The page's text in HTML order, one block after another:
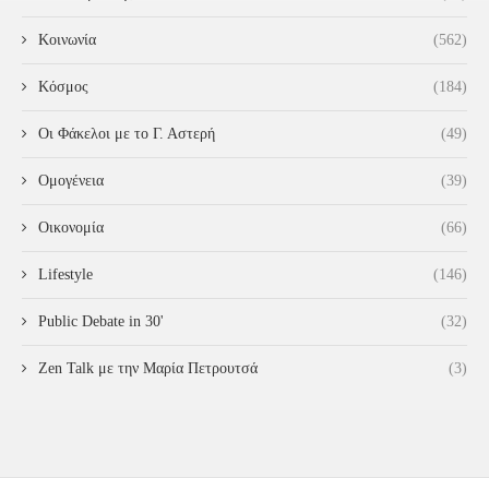
Κοινωνία (562)
Κόσμος (184)
Οι Φάκελοι με το Γ. Αστερή (49)
Ομογένεια (39)
Οικονομία (66)
Lifestyle (146)
Public Debate in 30' (32)
Zen Talk με την Μαρία Πετρουτσά (3)